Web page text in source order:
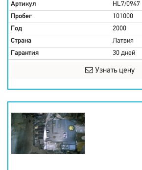
Артикул
HL7/0947
Пробег
101000
Год
2000
Страна
Латвия
Гарантия
30 дней
Узнать цену